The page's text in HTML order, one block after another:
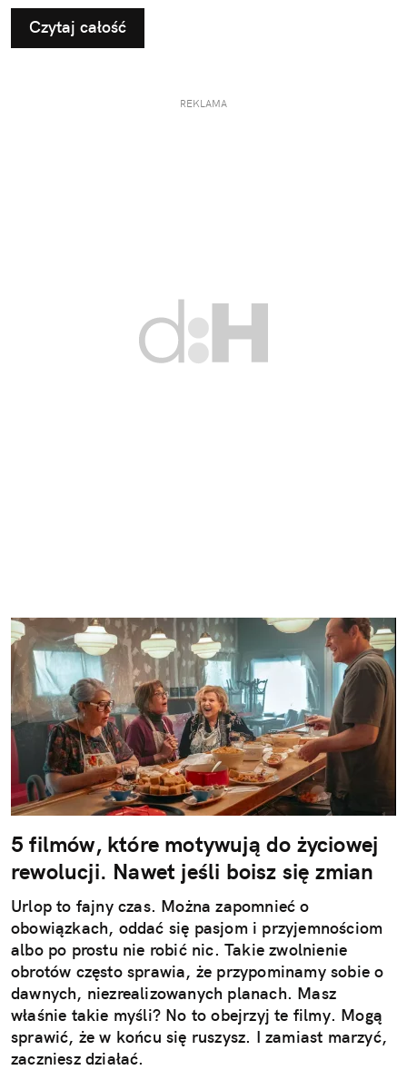
Czytaj całość
REKLAMA
5 filmów, które motywują do życiowej
rewolucji. Nawet jeśli boisz się zmian
Urlop to fajny czas. Można zapomnieć o
obowiązkach, oddać się pasjom i przyjemnościom
albo po prostu nie robić nic. Takie zwolnienie
obrotów często sprawia, że przypominamy sobie o
dawnych, niezrealizowanych planach. Masz
właśnie takie myśli? No to obejrzyj te filmy. Mogą
sprawić, że w końcu się ruszysz. I zamiast marzyć,
zaczniesz działać.